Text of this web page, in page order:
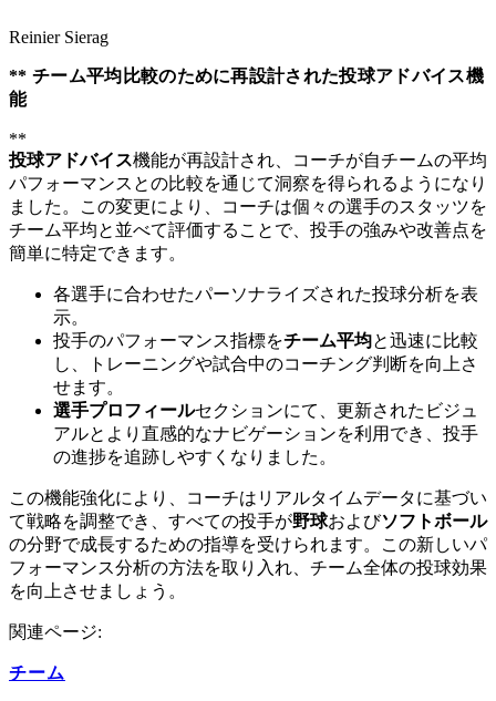
Reinier Sierag
** チーム平均比較のために再設計された投球アドバイス機
能
**
投球アドバイス機能が再設計され、コーチが自チームの平均
パフォーマンスとの比較を通じて洞察を得られるようになり
ました。この変更により、コーチは個々の選手のスタッツを
チーム平均と並べて評価することで、投手の強みや改善点を
簡単に特定できます。
各選手に合わせたパーソナライズされた投球分析を表
示。
投手のパフォーマンス指標をチーム平均と迅速に比較
し、トレーニングや試合中のコーチング判断を向上さ
せます。
選手プロフィールセクションにて、更新されたビジュ
アルとより直感的なナビゲーションを利用でき、投手
の進捗を追跡しやすくなりました。
この機能強化により、コーチはリアルタイムデータに基づい
て戦略を調整でき、すべての投手が野球およびソフトボール
の分野で成長するための指導を受けられます。この新しいパ
フォーマンス分析の方法を取り入れ、チーム全体の投球効果
を向上させましょう。
関連ページ:
チーム